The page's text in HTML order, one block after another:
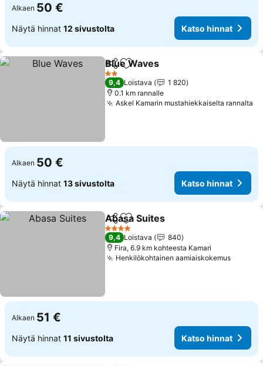
Alkaen 50 €
Näytä hinnat 12 sivustolta Katso hinnat
Jaa Lisää suosikkeihin
Blue Waves
2 Tähtiluokitus
9,4 Loistava
1 820
0.1 km rannalle
Askel Kamarin mustahiekkaiselta rannalta
Alkaen 50 €
Näytä hinnat 13 sivustolta Katso hinnat
Jaa Lisää suosikkeihin
Abasa Suites
4 Tähtiluokitus
9,4 Loistava
840
Fira, 6.9 km kohteesta Kamari
Henkilökohtainen aamiaiskokemusKatso
Alkaen 51 €
Näytä hinnat 11 sivustolta Katso hinnat